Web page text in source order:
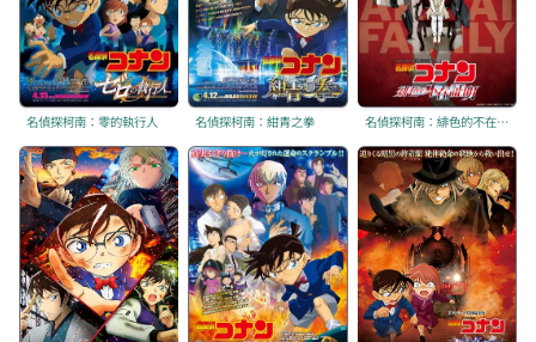
名偵探柯南：零的執行人 名偵探柯南：紺青之拳 名偵探柯南：緋色的不在場證明